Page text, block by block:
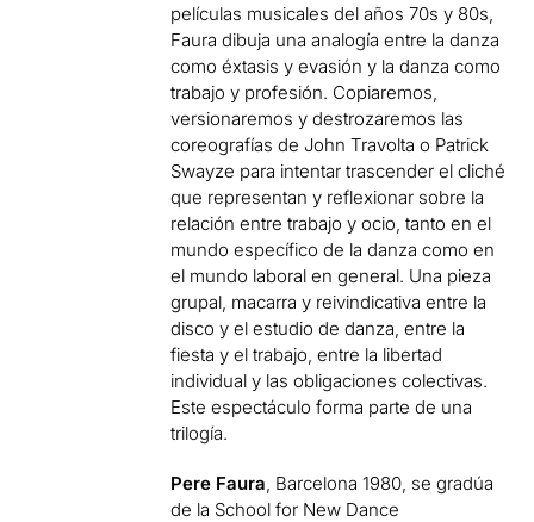
películas musicales del años 70s y 80s,
Faura dibuja una analogía entre la danza
como éxtasis y evasión y la danza como
trabajo y profesión. Copiaremos,
versionaremos y destrozaremos las
coreografías de John Travolta o Patrick
Swayze para intentar trascender el cliché
que representan y reflexionar sobre la
relación entre trabajo y ocio, tanto en el
mundo específico de la danza como en
el mundo laboral en general. Una pieza
grupal, macarra y reivindicativa entre la
disco y el estudio de danza, entre la
fiesta y el trabajo, entre la libertad
individual y las obligaciones colectivas.
Este espectáculo forma parte de una
trilogía.
Pere Faura , Barcelona 1980, se gradúa
de la School for New Dance